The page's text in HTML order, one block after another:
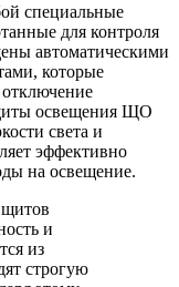
специальные
для контроля
автоматическими
которые
освещения ЩО
света и
эффективно
на освещение.
и
из
строгую